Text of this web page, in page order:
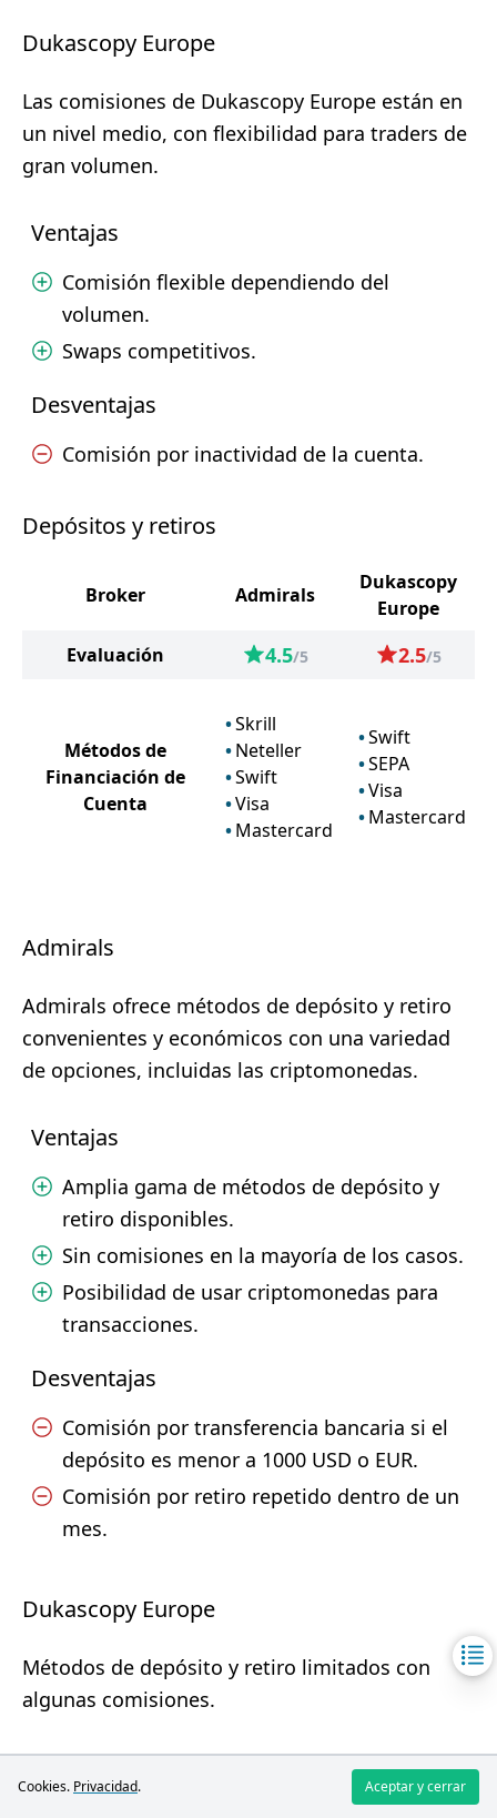
Dukascopy Europe
Las comisiones de Dukascopy Europe están en
un nivel medio, con flexibilidad para traders de
gran volumen.
Ventajas
Comisión flexible dependiendo del
volumen.
Swaps competitivos.
Desventajas
Comisión por inactividad de la cuenta.
Depósitos y retiros
Broker Admirals
Dukascopy
Europe
Evaluación
4.5/5 2.5/5
Métodos de
Financiación de
Cuenta
Skrill
Neteller
Swift
Visa
Mastercard
Swift
SEPA
Visa
Mastercard
Admirals
Admirals ofrece métodos de depósito y retiro
convenientes y económicos con una variedad
de opciones, incluidas las criptomonedas.
Ventajas
Amplia gama de métodos de depósito y
retiro disponibles.
Sin comisiones en la mayoría de los casos.
Posibilidad de usar criptomonedas para
transacciones.
Desventajas
Comisión por transferencia bancaria si el
depósito es menor a 1000 USD o EUR.
Comisión por retiro repetido dentro de un
mes.
Dukascopy Europe
Métodos de depósito y retiro limitados con
algunas comisiones.
Cookies. Privacidad. Aceptar y cerrar